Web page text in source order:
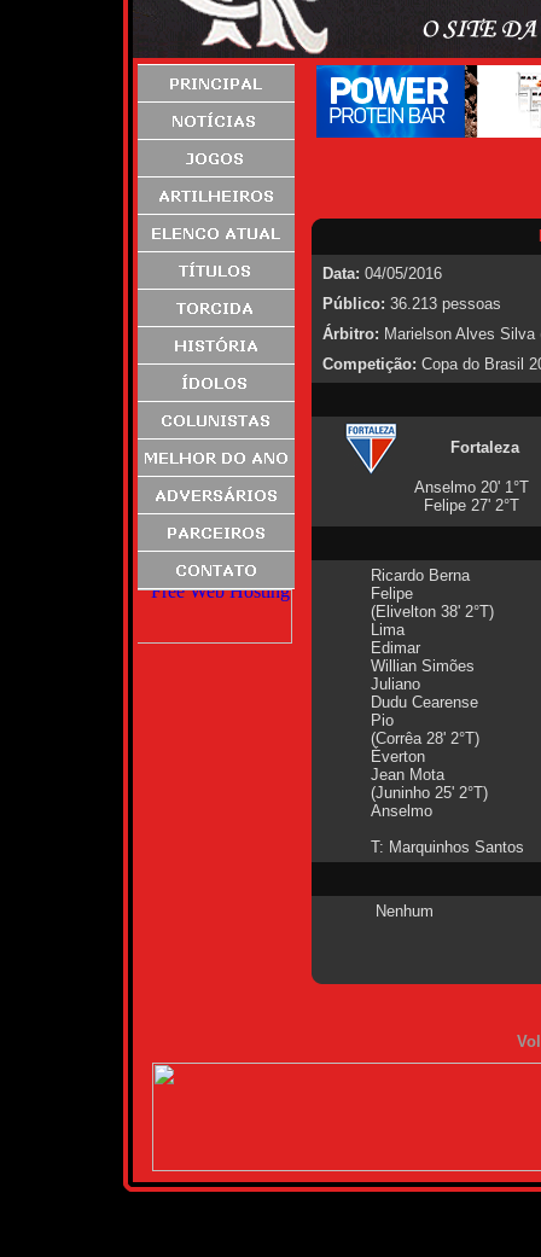
Data: 04/05/2016
Público: 36.213 pessoas
Árbitro: Marielson Alves Silva
Competição: Copa do Brasil
Fortaleza
Anselmo 20' 1°T
Felipe 27' 2°T
Ricardo Berna
Felipe
(Elivelton 38' 2°T)
Lima
Edimar
Willian Simões
Juliano
Dudu Cearense
Pio
(Corrêa 28' 2°T)
Éverton
Jean Mota
(Juninho 25' 2°T)
Anselmo
T: Marquinhos Santos
Nenhum